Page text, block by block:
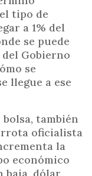
tipo de
a 1% del
se puede
Gobierno
se
llegue a ese
también
oficialista
la
económico
baja, dólar